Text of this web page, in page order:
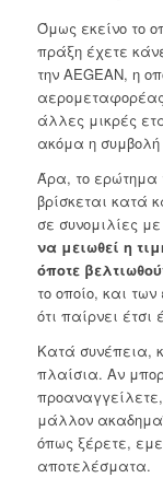
Όμως εκείνο το
πράξη έχετε
την AEGEAN, η
άλλες μικρές
ακόμα η συμβολή
Άρα, το ερώτημα
βρίσκεται κατά
σε συνομιλίες
να μειωθεί η
όποτε
το οποίο, και
ότι παίρνει
Κατά συνέπεια,
πλαίσια. Αν
προαναγγείλετε,
μάλλον
όπως ξέρετε,
αποτελέσματα.